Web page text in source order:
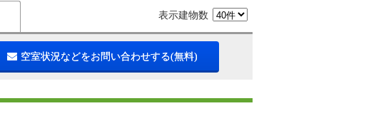
表示建物数
空室状況などをお問い合わせする(無料)